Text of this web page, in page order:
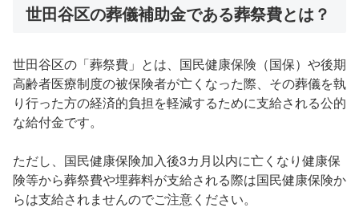
世田谷区の葬儀補助金である葬祭費とは？
世田谷区の「葬祭費」とは、国民健康保険（国保）や後期
高齢者医療制度の被保険者が亡くなった際、その葬儀を執
り行った方の経済的負担を軽減するために支給される公的
な給付金です。
ただし、国民健康保険加入後3カ月以内に亡くなり健康保
険等から葬祭費や埋葬料が支給される際は国民健康保険か
らは支給されませんのでご注意ください。